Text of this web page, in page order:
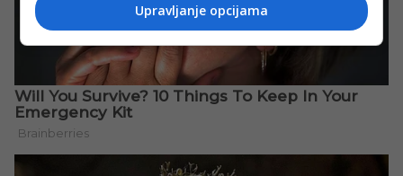
Upravljanje opcijama